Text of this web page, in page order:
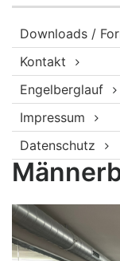
Downloads /
Kontakt
Engelberglauf
Impressum
Datenschutz